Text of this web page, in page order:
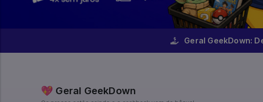
Geral GeekDown:
💖 Geral GeekDown